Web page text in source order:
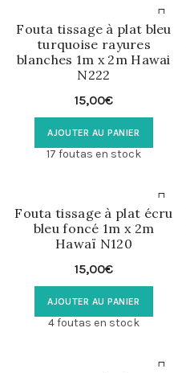
Fouta tissage à plat bleu
turquoise rayures
blanches 1m x 2m Hawai
N222
15,00€
AJOUTER AU PANIER
17 foutas en stock
Fouta tissage à plat écru
bleu foncé 1m x 2m
Hawaï N120
15,00€
AJOUTER AU PANIER
4 foutas en stock